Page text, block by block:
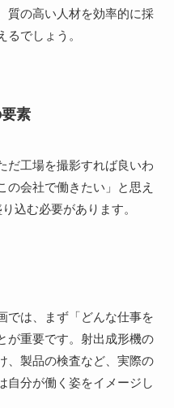
質の高い人材を効率的に採
でしょう。
素
だ工場を撮影すれば良いわ
の会社で働きたい」と思え
込む必要があります。
では、まず「どんな仕事を
が重要です。射出成形機の
、製品の検査など、実際の
自分が働く姿をイメージし